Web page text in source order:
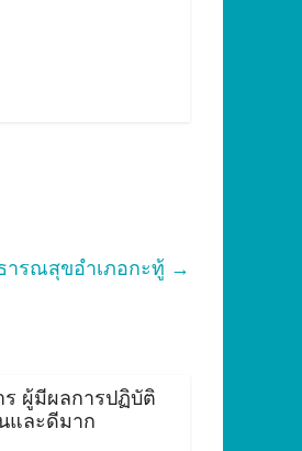
ารณสุขอำเภอกะทู้ →
ผู้มีผลการปฏิบัติ
และดีมาก